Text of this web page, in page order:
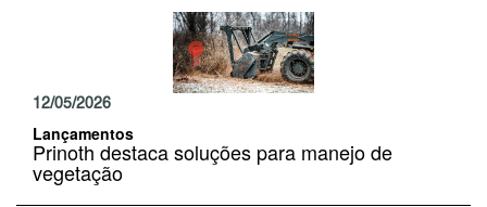
12/05/2026
Lançamentos
Prinoth destaca soluções para manejo de
vegetação